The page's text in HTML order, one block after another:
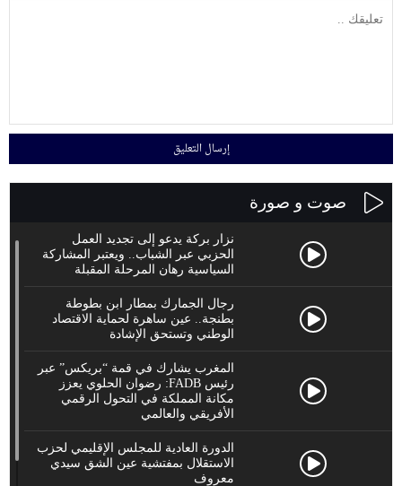
صوت و صورة
نزار بركة يدعو إلى تجديد العمل
الحزبي عبر الشباب.. ويعتبر المشاركة
السياسية رهان المرحلة المقبلة
رجال الجمارك بمطار ابن بطوطة
بطنجة.. عين ساهرة لحماية الاقتصاد
الوطني وتستحق الإشادة
المغرب يشارك في قمة “بريكس” عبر
رئيس FADB: رضوان الحلوي يعزز
مكانة المملكة في التحول الرقمي
الأفريقي والعالمي
الدورة العادية للمجلس الإقليمي لحزب
الاستقلال بمفتشية عين الشق سيدي
معروف